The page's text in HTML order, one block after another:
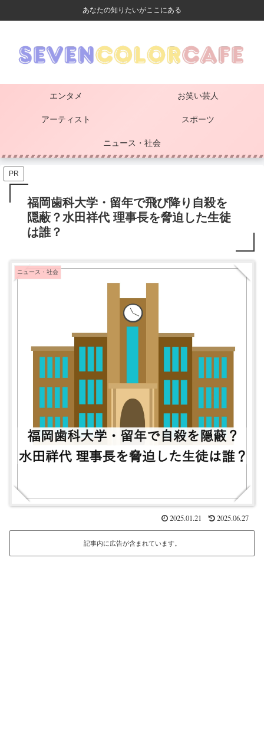
あなたの知りたいがここにある
エンタメ お笑い芸人
アーティスト スポーツ
ニュース・社会
PR
福岡歯科大学・留年で飛び降り自殺を
隠蔽？水田祥代 理事長を脅迫した生徒
は誰？
ニュース・社会
2025.01.21 2025.06.27
記事内に広告が含まれています。